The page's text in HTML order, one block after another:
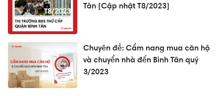
Tân [Cập nhật T8/2023]
Chuyên đề: Cẩm nang mua căn hộ
và chuyển nhà đến Bình Tân quý
3/2023